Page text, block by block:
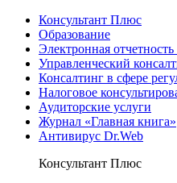
Консультант Плюс
Образование
Электронная
Управленческий
Консалтинг в сфере
Налоговое
Аудиторские услуги
Журнал «Главная книга»
Антивирус Dr.Web
Консультант Плюс